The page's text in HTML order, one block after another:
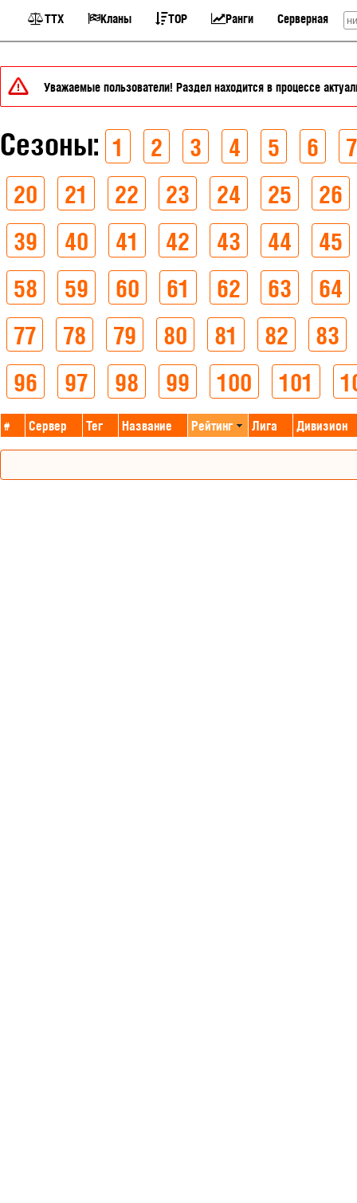
ТТХ Кланы TOP Ранги Серверная
Уважаемые пользователи! Раздел находится в процессе
Сезоны: 1 2 3 4 5 6
7
20
21 22 23 24 25
26
39
40 41 42 43 44
45
58
59 60 61 62 63
64
77
78 79 80 81 82
83
96
97 98 99 100 101
# Сервер Тег Название Рейтинг Лига Дивизион